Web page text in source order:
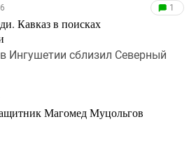
Кавказ в поисках
1
Ингушетии сблизил Северный
Магомед Муцольгов